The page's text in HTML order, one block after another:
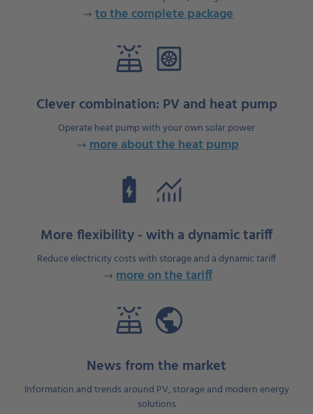
to the complete package
solar_power heat_pump
Clever combination: PV and heat pump
Operate heat pump with your own solar power
more about the heat pump
battery_charging_full monitoring
More flexibility - with a dynamic tariff
Reduce electricity costs with storage and a dynamic tariff
more on the tariff
solar_power public
News from the market
Information and trends around PV, storage and modern energy
solutions